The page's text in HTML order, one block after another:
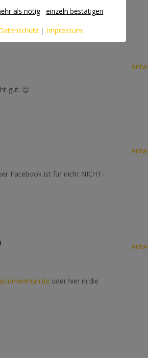
scharf.
gut. 😊
Facebook ist für nicht NICHT-
oder hier in die
als nötig einzeln bestätigen
| Impressum